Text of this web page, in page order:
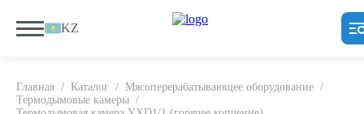
KZ
Главная / Каталог / Мясоперерабатывающее оборудование /
Термодымовые камеры /